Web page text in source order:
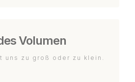
Volumen
uns zu groß oder zu klein.